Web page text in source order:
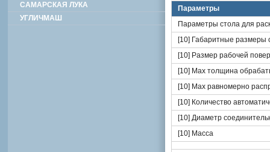
САМАРСКАЯ ЛУКА
УГЛИЧМАШ
Параметры
Параметры стола для
[10] Габаритные размеры
[10] Размер рабочей
[10] Мах толщина
[10] Мах равномерно
[10] Количество
[10] Диаметр
[10] Масса